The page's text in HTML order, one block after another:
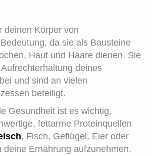
deinen Körper von
da sie als Bausteine
Haut und Haare dienen. Sie
deines
und sind an vielen
beteiligt.
Gesundheit ist es wichtig,
fettarme Proteinquellen
, Fisch, Geflügel, Eier oder
deine Ernährung aufzunehmen.